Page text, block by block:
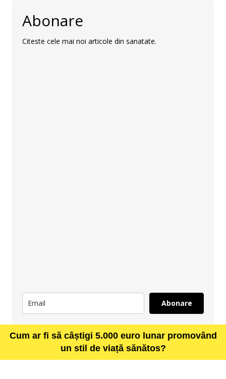
Abonare
Citeste cele mai noi articole din sanatate.
Abonare
Cum ar fi să câștigi 5.000 euro lunar promovând
un stil de viață sănătos?